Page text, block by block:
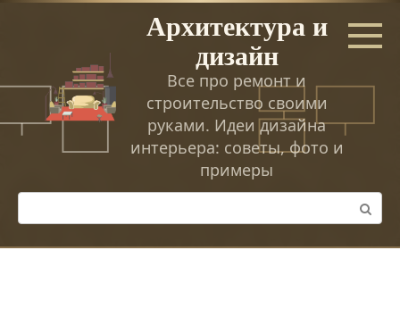
Перейти
Архитектура и
дизайн
Все про ремонт и
строительство своими
руками. Идеи дизайна
интерьера: советы, фото и
примеры
Поиск: